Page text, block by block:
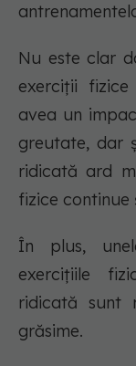
Nu este clar
exerciții
avea un
greutate, dar
ridicată ard
fizice
În plus,
exercițiile
ridicată sunt
grăsime.